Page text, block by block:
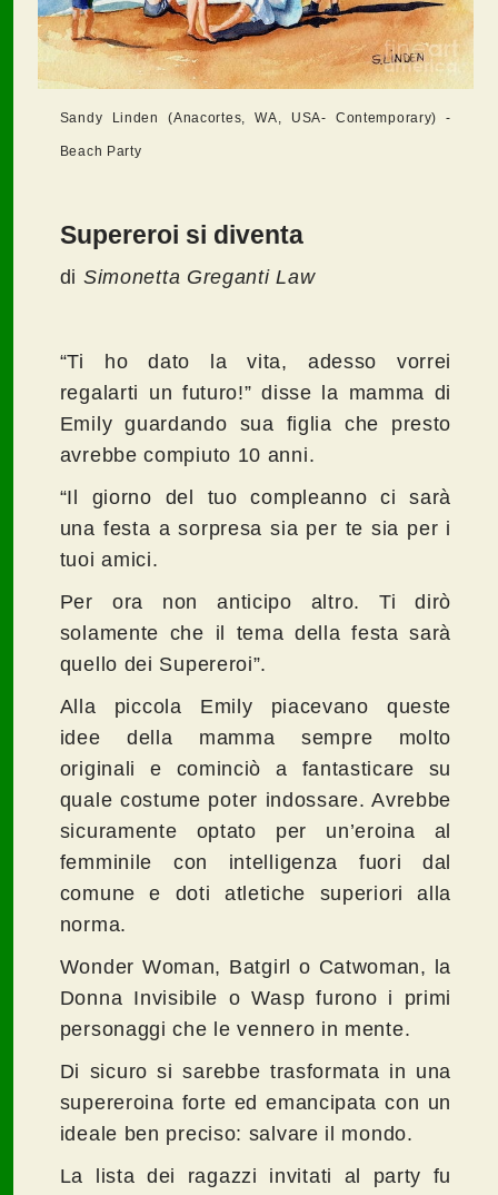
Sandy Linden (Anacortes, WA, USA- Contemporary) -
Beach Party
Supereroi si diventa
di Simonetta Greganti Law
“Ti ho dato la vita, adesso vorrei
regalarti un futuro!” disse la mamma di
Emily guardando sua figlia che presto
avrebbe compiuto 10 anni.
“Il giorno del tuo compleanno ci sarà
una festa a sorpresa sia per te sia per i
tuoi amici.
Per ora non anticipo altro. Ti dirò
solamente che il tema della festa sarà
quello dei Supereroi”.
Alla piccola Emily piacevano queste
idee della mamma sempre molto
originali e cominciò a fantasticare su
quale costume poter indossare. Avrebbe
sicuramente optato per un’eroina al
femminile con intelligenza fuori dal
comune e doti atletiche superiori alla
norma.
Wonder Woman, Batgirl o Catwoman, la
Donna Invisibile o Wasp furono i primi
personaggi che le vennero in mente.
Di sicuro si sarebbe trasformata in una
supereroina forte ed emancipata con un
ideale ben preciso: salvare il mondo.
La lista dei ragazzi invitati al party fu